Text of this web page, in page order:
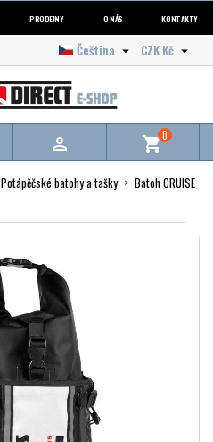
PRODEJNY O NÁS KONTAKTY
CZK Kč 
Čeština 
 shopping_cart0
Potápěčské batohy a tašky
Batoh CRUISE